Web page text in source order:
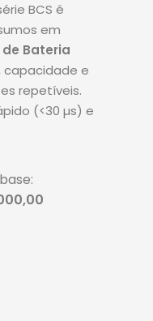
BCS é
em
Bateria
e
repetíveis.
(<30 µs) e